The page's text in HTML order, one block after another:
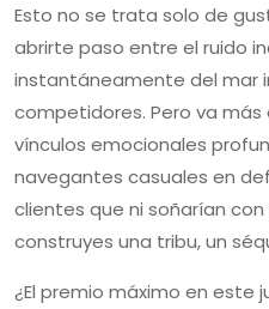
Esto no se trata solo de
abrirte paso entre el ruido
instantáneamente del mar
competidores. Pero va
vínculos emocionales
navegantes casuales en
clientes que ni soñarían
construyes una tribu, un
¿El premio máximo en este